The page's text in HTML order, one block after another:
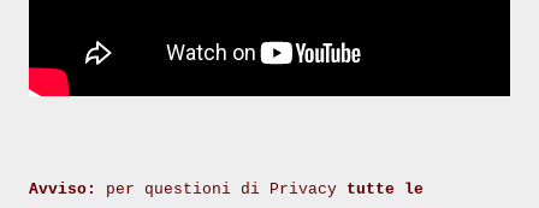
Avviso: per questioni di Privacy tutte le